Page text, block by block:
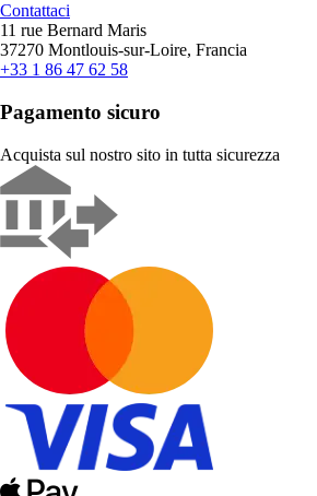
Contattaci
11 rue Bernard Maris
37270 Montlouis-sur-Loire, Francia
+33 1 86 47 62 58
Pagamento sicuro
Acquista sul nostro sito in tutta sicurezza